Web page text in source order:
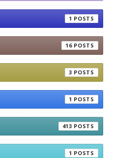
1
16
3
1
413
1